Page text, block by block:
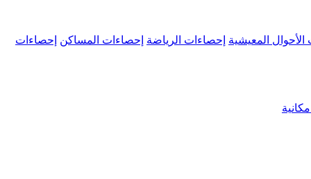
الأحوال المعيشية إحصاءات الرياضة إحصاءات المساكن إحصاءات